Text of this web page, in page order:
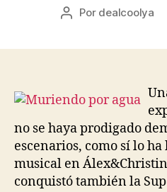
Autor
Por dealcoolya
no se haya prodigado
escenarios, como sí lo
musical en
conquistó también la